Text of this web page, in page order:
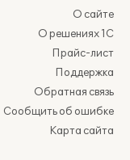
О сайте
О решениях 1С
Прайс-лист
Поддержка
Обратная связь
Сообщить об ошибке
Карта сайта